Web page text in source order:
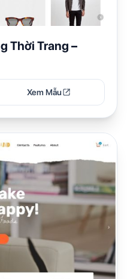
Thời Trang –
Xem Mẫu